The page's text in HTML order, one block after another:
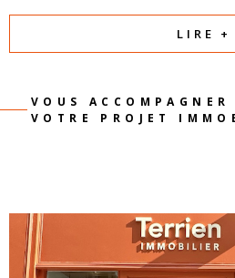
Autour d’eux, une équipe
attentive œuvre chaque jour avec
confiance. Notre priorité est de
Parce qu’un projet immobilier
LIRE +
VOUS ACCOMPAGNER
VOTRE PROJET